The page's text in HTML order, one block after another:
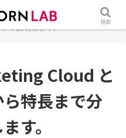
Salesforce Marketing Cloud
く説明します。
Cloud と
特長まで分
す。
検索